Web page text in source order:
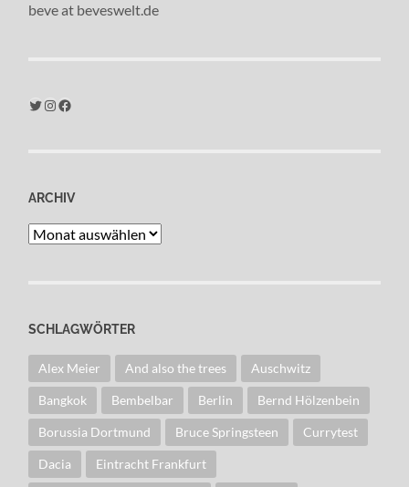
beve at beveswelt.de
Twitter Instagram Facebook
ARCHIV
Archiv
SCHLAGWÖRTER
Alex Meier And also the trees Auschwitz
Bangkok Bembelbar Berlin Bernd Hölzenbein
Borussia Dortmund Bruce Springsteen Currytest
Dacia Eintracht Frankfurt